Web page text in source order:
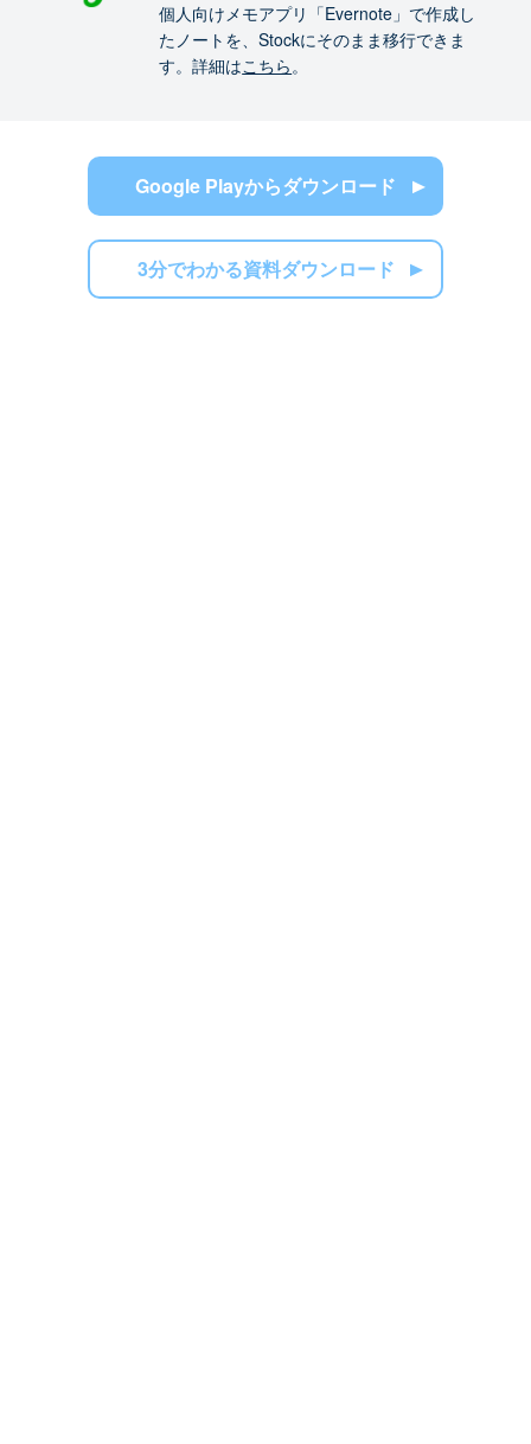
個人向けメモアプリ「Evernote」で作成し
たノートを、Stockにそのまま移行できま
す。詳細はこちら。
Google Playからダウンロード
3分でわかる資料ダウンロード